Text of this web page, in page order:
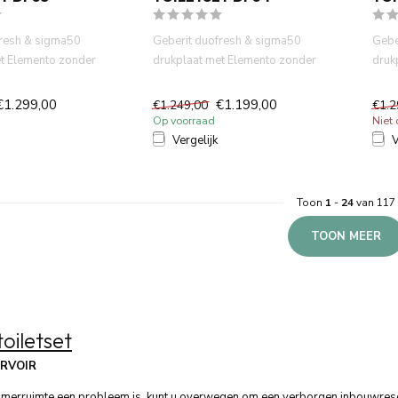
& sigma50
Elemento zonder
Geberit duofresh & sigma50
drukplaat met Elemento zonder
€1.249,00 €1.199,00
Op voorraad
Vergelijk
wit...
Niet
Toon 1 - 24van 117
TOON MEER